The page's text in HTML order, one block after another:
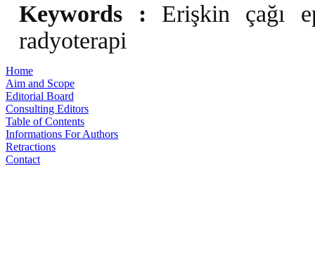
Keywords : Erişkin çağı
radyoterapi
Home
Aim and Scope
Editorial Board
Consulting Editors
Table of Contents
Informations For Authors
Retractions
Contact